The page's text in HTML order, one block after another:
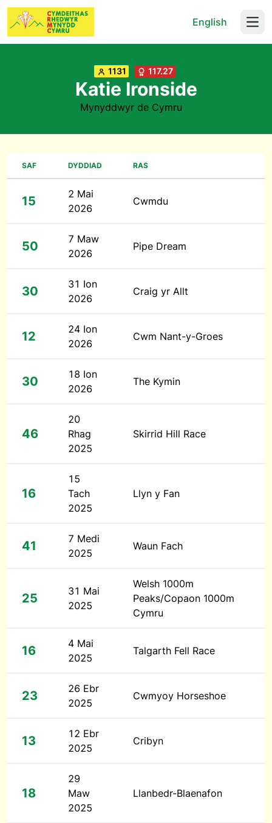
English
1131 117.27
Katie Ironside
Mynyddwyr de Cymru
SAF DYDDIAD RAS
15
2 Mai
2026
Cwmdu
50
7 Maw
2026
Pipe Dream
30
31 Ion
2026
Craig yr Allt
12
24 Ion
2026
Cwm Nant-y-Groes
30
18 Ion
2026
The Kymin
46
20
Rhag
2025
Skirrid Hill Race
16
15
Tach
2025
Llyn y Fan
41
7 Medi
2025
Waun Fach
25
31 Mai
2025
Welsh 1000m
Peaks/Copaon 1000m
Cymru
16
4 Mai
2025
Talgarth Fell Race
23
26 Ebr
2025
Cwmyoy Horseshoe
13
12 Ebr
2025
Cribyn
18
29
Maw
2025
Llanbedr-Blaenafon